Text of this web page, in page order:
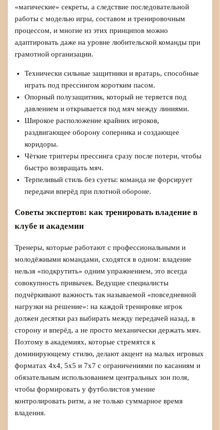
«магические» секреты, а следствие последовательной
работы с моделью игры, составом и тренировочным
процессом, и многие из этих принципов можно
адаптировать даже на уровне любительской команды при
грамотной организации.
Технически сильные защитники и вратарь, способные
играть под прессингом коротким пасом.
Опорный полузащитник, который не теряется под
давлением и открывается под мяч между линиями.
Широкое расположение крайних игроков,
раздвигающее оборону соперника и создающее
коридоры.
Чёткие триггеры прессинга сразу после потери, чтобы
быстро возвращать мяч.
Терпеливый стиль без суеты: команда не форсирует
передачи вперёд при плотной обороне.
Советы экспертов: как тренировать владение в
клубе и академии
Тренеры, которые работают с профессиональными и
молодёжными командами, сходятся в одном: владение
нельзя «подкрутить» одним упражнением, это всегда
совокупность привычек. Ведущие специалисты
подчёркивают важность так называемой «повседневной
нагрузки на решение»: на каждой тренировке игрок
должен десятки раз выбирать между передачей назад, в
сторону и вперёд, а не просто механически держать мяч.
Поэтому в академиях, которые стремятся к
доминирующему стилю, делают акцент на малых игровых
форматах 4х4, 5х5 и 7х7 с ограничениями по касаниям и
обязательным использованием центральных зон поля,
чтобы формировать у футболистов умение
контролировать ритм, а не только суммарное время
владения.